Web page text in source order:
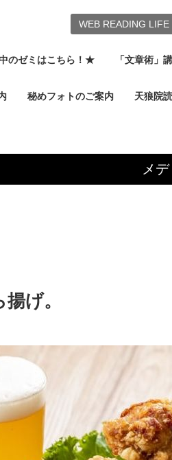
のゼミはこちら！★ 「文章術」
秘めフォトのご案内 天狼院
WEB READING LIFE
メ
げ。